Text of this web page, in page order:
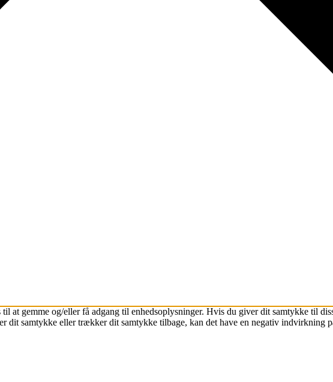
at gemme og/eller få adgang til enhedsoplysninger. Hvis du giver dit samtykke til
samtykke eller trækker dit samtykke tilbage, kan det have en negativ indvirkning